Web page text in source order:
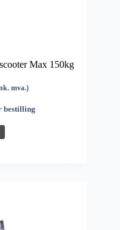
Max 150kg
mva.)
bestilling